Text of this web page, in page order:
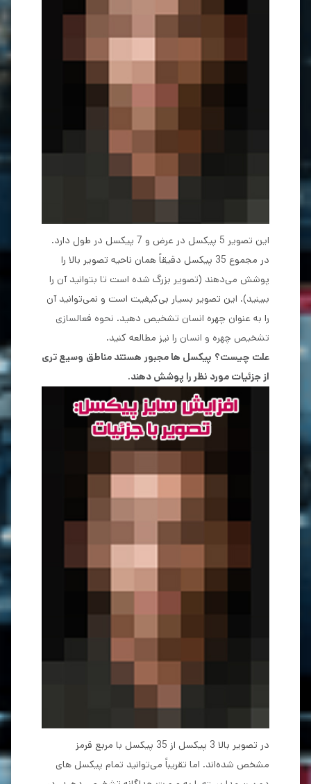
این تصویر 5 پیکسل در عرض و 7 پیکسل در طول دارد.
در مجموع 35 پیکسل دقیقاً همان ناحیه تصویر بالا را
پوشش می‌دهند (تصویر بزرگ شده است تا بتوانید آن را
ببینید). این تصویر بسیار بی‌کیفیت است و نمی‌توانید آن
را به عنوان چهره انسان تشخیص دهید. نحوه فعالسازی
تشخیص چهره و انسان را نیز مطالعه کنید.
علت چیست؟ پیکسل ها مجبور هستند مناطق وسیع تری
از جزئیات مورد نظر را پوشش دهند.
در تصویر بالا 3 پیکسل از 35 پیکسل با مربع قرمز
مشخص شده‌اند. اما تقریباً می‌توانید تمام پیکسل های